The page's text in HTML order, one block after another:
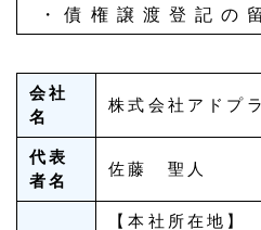
・債権譲渡登記の
会社
名
株式会社アドプ
代表
者名
佐藤 聖人
【本社所在地】